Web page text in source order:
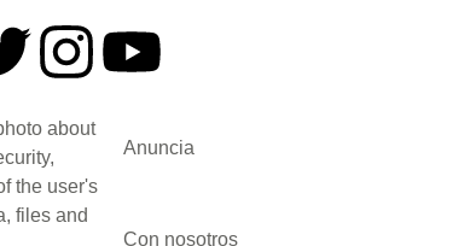
Anuncia
Con nosotros